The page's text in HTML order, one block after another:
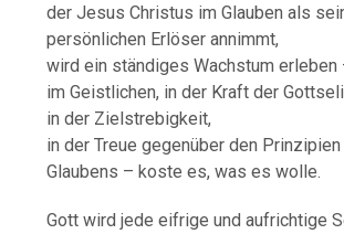
der Jesus Christus im Glauben als
persönlichen Erlöser annimmt,
wird ein ständiges Wachstum erleben
im Geistlichen, in der Kraft der
in der Zielstrebigkeit,
in der Treue gegenüber den
Glaubens – koste es, was es wolle.
Gott wird jede eifrige und aufrichtige